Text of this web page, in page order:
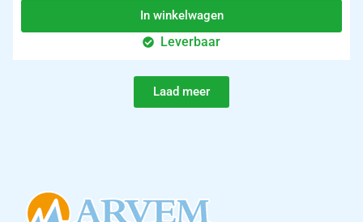
In winkelwagen
Leverbaar
Laad meer